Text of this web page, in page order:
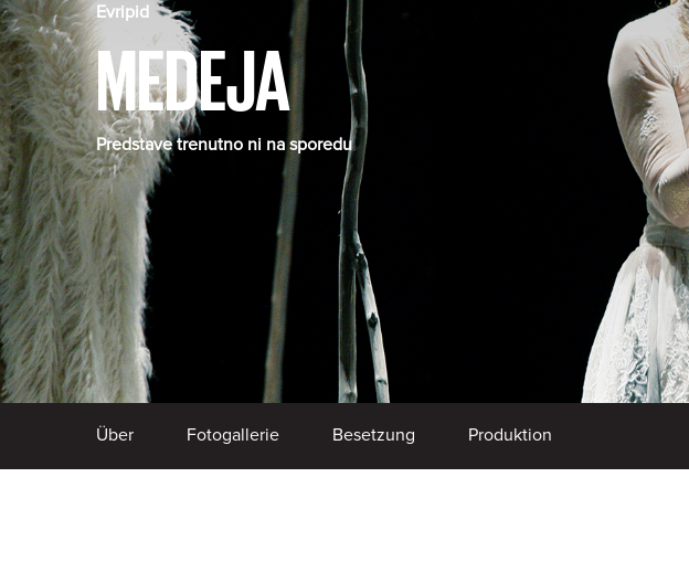
Evripid
MEDEJA
Predstave trenutno ni na sporedu
Über Fotogallerie Besetzung Produktion